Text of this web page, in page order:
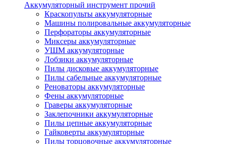
Аккумуляторный инструмент прочий
Краскопульты аккумуляторные
Машины полировальные аккумуляторные
Перфораторы аккумуляторные
Миксеры аккумуляторные
УШМ аккумуляторные
Лобзики аккумуляторные
Пилы дисковые аккумуляторные
Пилы сабельные аккумуляторные
Реноваторы аккумуляторные
Фены аккумуляторные
Граверы аккумуляторные
Заклепочники аккумуляторные
Пилы цепные аккумуляторные
Гайковерты аккумуляторные
Пилы торцовочные аккумуляторные